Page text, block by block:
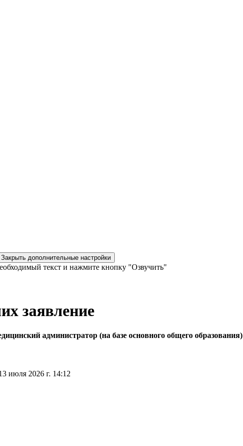
Закрыть дополнительные настройки
текст и нажмите кнопку "Озвучить"
заявление
администратор (на базе основного общего образования)
июля 2026 г. 14:12